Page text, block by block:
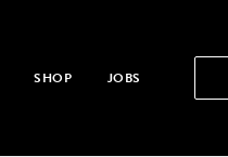
SHOP JOBS